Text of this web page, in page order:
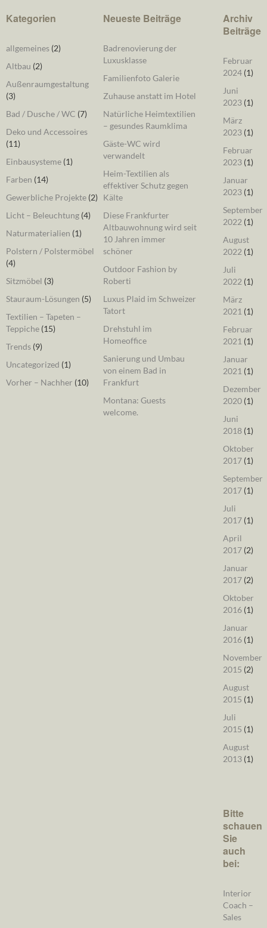
Kategorien
allgemeines (2)
Altbau (2)
Außenraumgestaltung
(3)
Bad / Dusche / WC (7)
Deko und Accessoires
(11)
Einbausysteme (1)
Farben (14)
Gewerbliche Projekte (2)
Licht – Beleuchtung (4)
Naturmaterialien (1)
Polstern / Polstermöbel
(4)
Sitzmöbel (3)
Stauraum-Lösungen (5)
Textilien – Tapeten –
Teppiche (15)
Trends (9)
Uncategorized (1)
Vorher – Nachher (10)
Neueste Beiträge
Badrenovierung der
Luxusklasse
Familienfoto Galerie
Zuhause anstatt im Hotel
Natürliche Heimtextilien
– gesundes Raumklima
Gäste-WC wird
verwandelt
Heim-Textilien als
effektiver Schutz gegen
Kälte
Diese Frankfurter
Altbauwohnung wird seit
10 Jahren immer
schöner
Outdoor Fashion by
Roberti
Luxus Plaid im Schweizer
Tatort
Drehstuhl im
Homeoffice
Sanierung und Umbau
von einem Bad in
Frankfurt
Montana: Guests
welcome.
Archiv
Beiträge
Februar
2024(1)
Juni
2023(1)
März
2023(1)
Februar
2023(1)
Januar
2023(1)
September
2022 (1)
August
2022 (1)
Juli
2022 (1)
März
2021 (1)
Februar
2021 (1)
Januar
2021 (1)
Dezember
2020(1)
Juni
2018(1)
Oktober
2017(1)
September
2017(1)
Juli
2017(1)
April
2017(2)
Januar
2017(2)
Oktober
2016(1)
Januar
2016(1)
November
2015 (2)
August
2015 (1)
Juli
2015 (1)
August
2013(1)
Bitte
schauen
Sie
auch
bei:
Interior
Coach –
Sales